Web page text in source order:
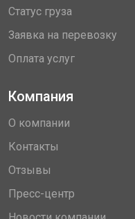
Статус груза
Заявка на перевозку
Оплата услуг
Компания
О компании
Контакты
Отзывы
Пресс-центр